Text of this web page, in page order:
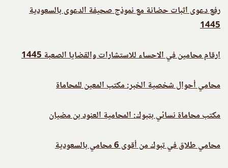
رفع دعوى اثبات حضانة مع نموذج صحيفة الدعوى بالسعودية
1445
ارقام محامين في الاحساء للاستشارات والقضايا الصعبة 1445
محامي أحوال شخصية الخبر: مكتب المعين للمحاماة
مكتب محاماة نسائي بتبوك: المحامية العنود بن مضيان
محامي طلاق في تبوك من أقوى 6 محامي بالسعودية